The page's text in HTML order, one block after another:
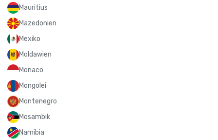
Mauritius
Mazedonien
Mexiko
Moldawien
Monaco
Mongolei
Montenegro
Mosambik
Namibia